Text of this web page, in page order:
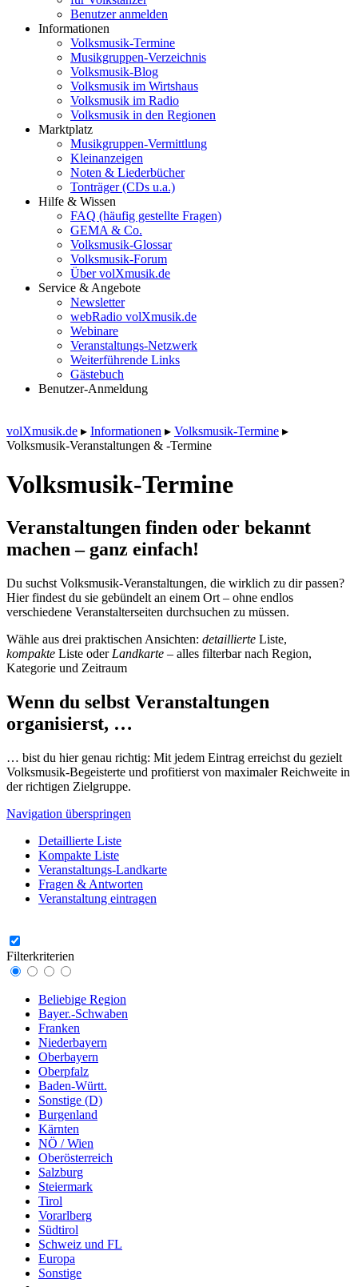
Benutzer anmelden
Informationen
Volksmusik-Termine
Musikgruppen-Verzeichnis
Volksmusik-Blog
Volksmusik im Wirtshaus
Volksmusik im Radio
Volksmusik in den Regionen
Marktplatz
Musikgruppen-Vermittlung
Kleinanzeigen
Noten & Liederbücher
Tonträger (CDs u.a.)
Hilfe & Wissen
FAQ (häufig gestellte Fragen)
GEMA & Co.
Volksmusik-Glossar
Volksmusik-Forum
Über volXmusik.de
Service & Angebote
Newsletter
webRadio volXmusik.de
Webinare
Veranstaltungs-Netzwerk
Weiterführende Links
Gästebuch
Benutzer-Anmeldung
volXmusik.de ▸ Informationen ▸ Volksmusik-Termine ▸
Volksmusik-Veranstaltungen & -Termine
Volksmusik-Termine
Veranstaltungen finden oder bekannt
machen – ganz einfach!
Du suchst Volksmusik-Veranstaltungen, die wirklich zu dir passen?
Hier findest du sie gebündelt an einem Ort – ohne endlos
verschiedene Veranstalterseiten durchsuchen zu müssen.
Wähle aus drei praktischen Ansichten: detaillierte Liste,
kompakte Liste oder Landkarte – alles filterbar nach Region,
Kategorie und Zeitraum
Wenn du selbst Veranstaltungen
organisierst, …
… bist du hier genau richtig: Mit jedem Eintrag erreichst du gezielt
Volksmusik-Begeisterte und profitierst von maximaler Reichweite in
der richtigen Zielgruppe.
Navigation überspringen
Detaillierte Liste
Kompakte Liste
Veranstaltungs-Landkarte
Fragen & Antworten
Veranstaltung eintragen
Filterkriterien
Beliebige Region
Bayer.-Schwaben
Franken
Niederbayern
Oberbayern
Oberpfalz
Baden-Württ.
Sonstige (D)
Burgenland
Kärnten
NÖ / Wien
Oberösterreich
Salzburg
Steiermark
Tirol
Vorarlberg
Südtirol
Schweiz und FL
Europa
Sonstige